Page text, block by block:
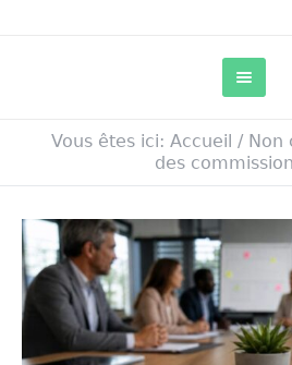
Vous êtes ici: Accueil / Non
des